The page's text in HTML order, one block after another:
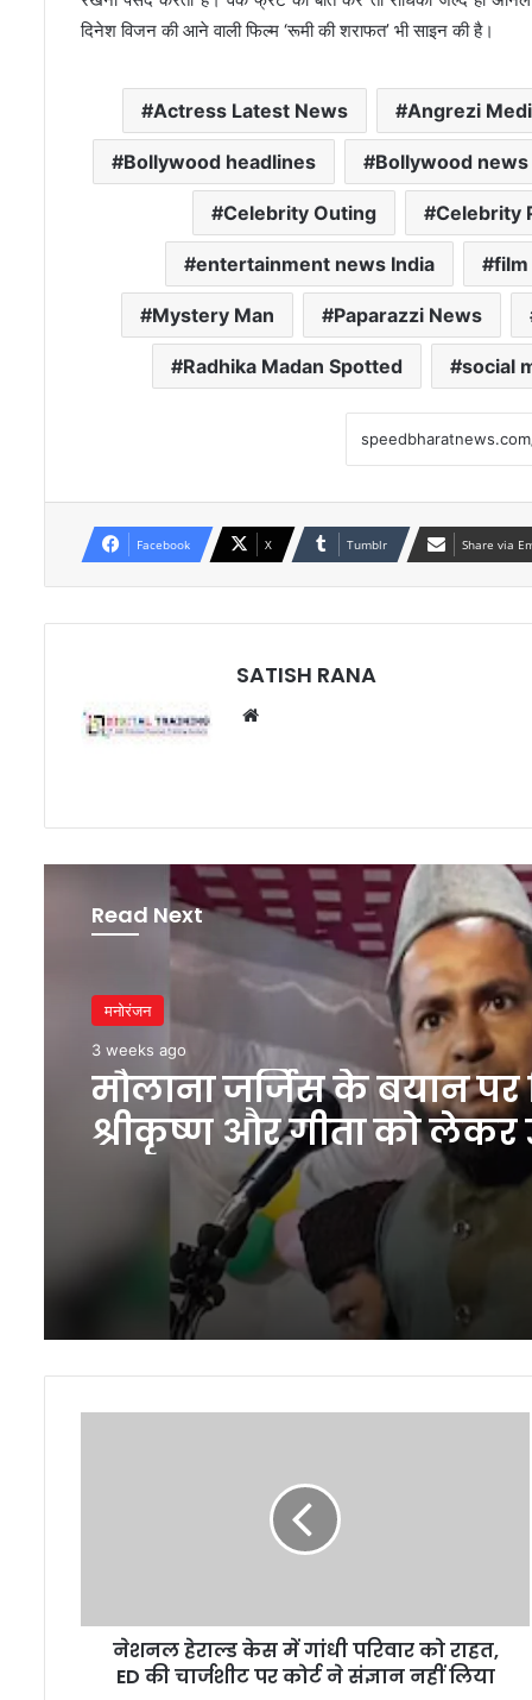
दिनेश विजन की आने वाली फिल्म ‘रूमी की शराफत’ भी साइन की है।
Actress Latest News Angrezi
Bollywood headlines Bollywood news
Celebrity Outing Celebrity
entertainment news India film
Mystery Man Paparazzi News
Radhika Madan Spotted social
Facebook X Tumblr Share via
SATISH RANA
Read Next
मनोरंजन
3 weeks ago
मौलाना जर्जिस के बयान पर
श्रीकृष्ण और गीता को लेकर
सवाल
ED
चार्जशीट
नेशनल हेराल्ड केस में गांधी परिवार को राहत,
ED की चार्जशीट पर कोर्ट ने संज्ञान नहीं लिया